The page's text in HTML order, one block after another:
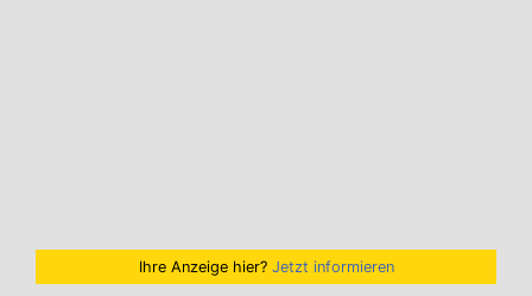
Ihre Anzeige hier? Jetzt informieren